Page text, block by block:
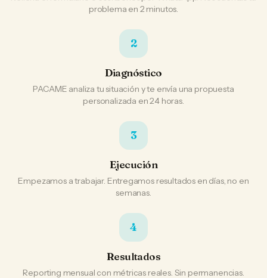
problema en 2 minutos.
2
Diagnóstico
PACAME analiza tu situación y te envía una propuesta
personalizada en 24 horas.
3
Ejecución
Empezamos a trabajar. Entregamos resultados en días, no en
semanas.
4
Resultados
Reporting mensual con métricas reales. Sin permanencias.